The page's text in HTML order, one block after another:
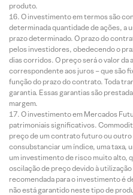
produto.
O investimento em termos são
determinada quantidade de ações, a
prazo determinado. O prazo do
pelos investidores, obedecendo o
dias corridos. O preço será o valor da
correspondente aos juros – que são
função do prazo do contrato. Toda
garantia. Essas garantias são
margem.
O investimento em Mercados
patrimoniais significativos.
preço de um contrato futuro ou
consubstanciar um índice, uma taxa,
um investimento de risco muito alto,
oscilação de preço devido à
recomendada para o investimento é
não está garantido neste tipo de